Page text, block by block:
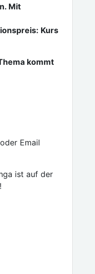
Mit
Kurs
kommt
oder Email
ist auf der